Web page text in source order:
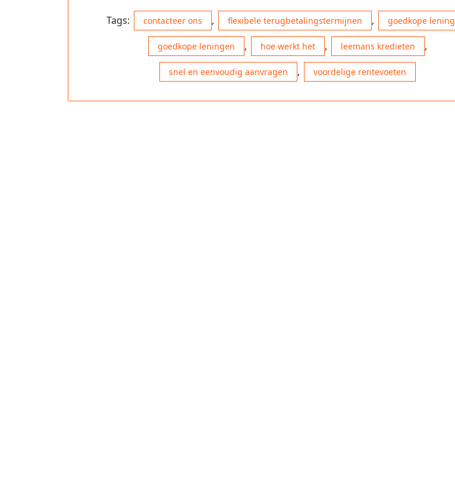
Tags: contacteer ons , flexibele terugbetalingstermijnen , goedkope lening
goedkope leningen , hoe werkt het , leemans kredieten ,
snel en eenvoudig aanvragen , voordelige rentevoeten